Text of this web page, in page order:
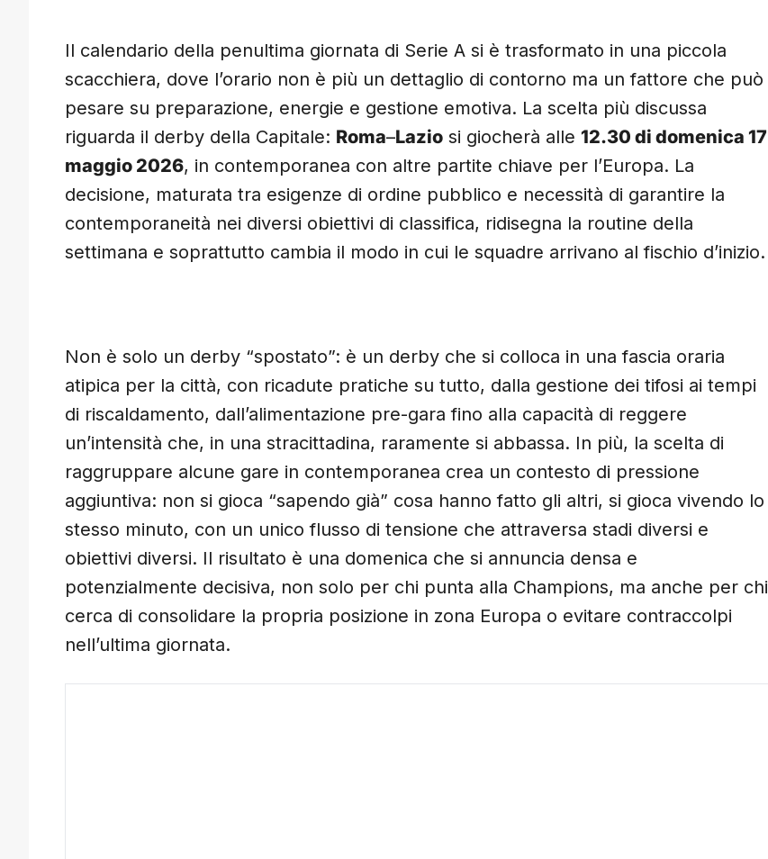
Il calendario della penultima giornata di Serie A si è trasformato in una piccola
scacchiera, dove l’orario non è più un dettaglio di contorno ma un fattore che può
pesare su preparazione, energie e gestione emotiva. La scelta più discussa
riguarda il derby della Capitale: Roma–Lazio si giocherà alle 12.30 di domenica 17
maggio 2026, in contemporanea con altre partite chiave per l’Europa. La
decisione, maturata tra esigenze di ordine pubblico e necessità di garantire la
contemporaneità nei diversi obiettivi di classifica, ridisegna la routine della
settimana e soprattutto cambia il modo in cui le squadre arrivano al fischio d’inizio.
Non è solo un derby “spostato”: è un derby che si colloca in una fascia oraria
atipica per la città, con ricadute pratiche su tutto, dalla gestione dei tifosi ai tempi
di riscaldamento, dall’alimentazione pre-gara fino alla capacità di reggere
un’intensità che, in una stracittadina, raramente si abbassa. In più, la scelta di
raggruppare alcune gare in contemporanea crea un contesto di pressione
aggiuntiva: non si gioca “sapendo già” cosa hanno fatto gli altri, si gioca vivendo lo
stesso minuto, con un unico flusso di tensione che attraversa stadi diversi e
obiettivi diversi. Il risultato è una domenica che si annuncia densa e
potenzialmente decisiva, non solo per chi punta alla Champions, ma anche per chi
cerca di consolidare la propria posizione in zona Europa o evitare contraccolpi
nell’ultima giornata.